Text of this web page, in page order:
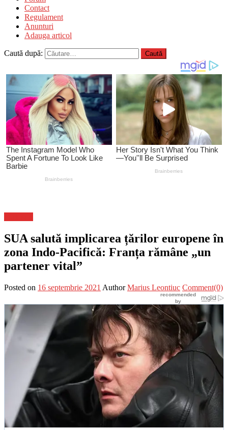
Contact
Regulament
Anunturi
Adauga articol
Caută după:
SUA salută implicarea țărilor europene în
zona Indo-Pacifică: Franța rămâne „un
partener vital”
Posted on 16 septembrie 2021 Author Marius Leontiuc Comment(0)